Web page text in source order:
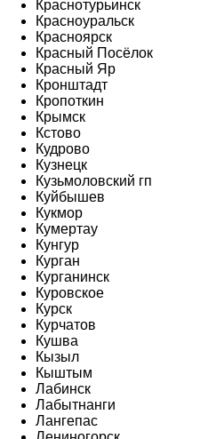
Краснотурьинск
Красноуральск
Красноярск
Красный Посёлок
Красный Яр
Кронштадт
Кропоткин
Крымск
Кстово
Кудрово
Кузнецк
Кузьмоловский гп
Куйбышев
Кукмор
Кумертау
Кунгур
Курган
Курганинск
Куровское
Курск
Курчатов
Кушва
Кызыл
Кыштым
Лабинск
Лабытнанги
Лангепас